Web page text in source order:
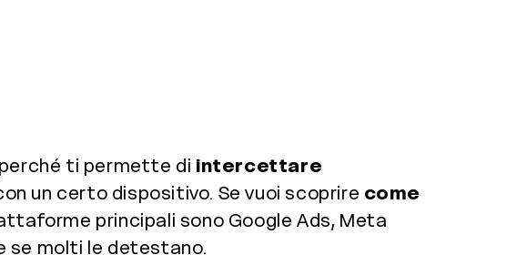
ti permette di intercettare
un certo dispositivo. Se vuoi scoprire come
principali sono Google Ads, Meta
se molti le detestano.